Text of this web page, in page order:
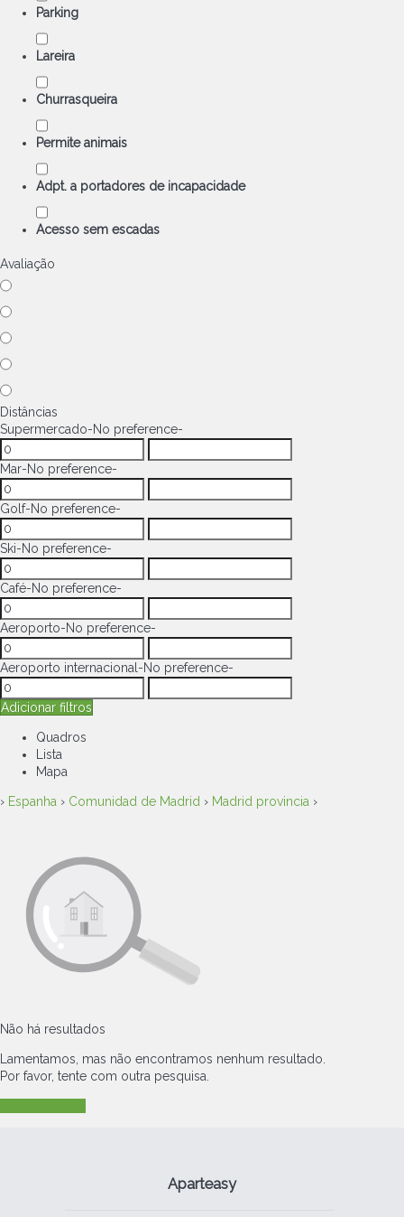
Parking
Lareira
Churrasqueira
Permite animais
Adpt. a portadores de incapacidade
Acesso sem escadas
Avaliação
Distâncias
Supermercado-No preference-
Mar-No preference-
Golf-No preference-
Ski-No preference-
Café-No preference-
Aeroporto-No preference-
Aeroporto internacional -No preference-
Adicionar filtros
Quadros
Lista
Mapa
› Espanha › Comunidad de Madrid › Madrid provincia ›
Não há resultados
Lamentamos, mas não encontramos nenhum resultado.
Por favor, tente com outra pesquisa.
Aparteasy